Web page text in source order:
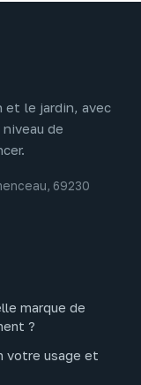
et le jardin, avec
de
69230
marque de
?
votre usage et